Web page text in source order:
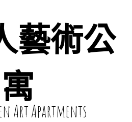
藝術公
寓
Art Apartments